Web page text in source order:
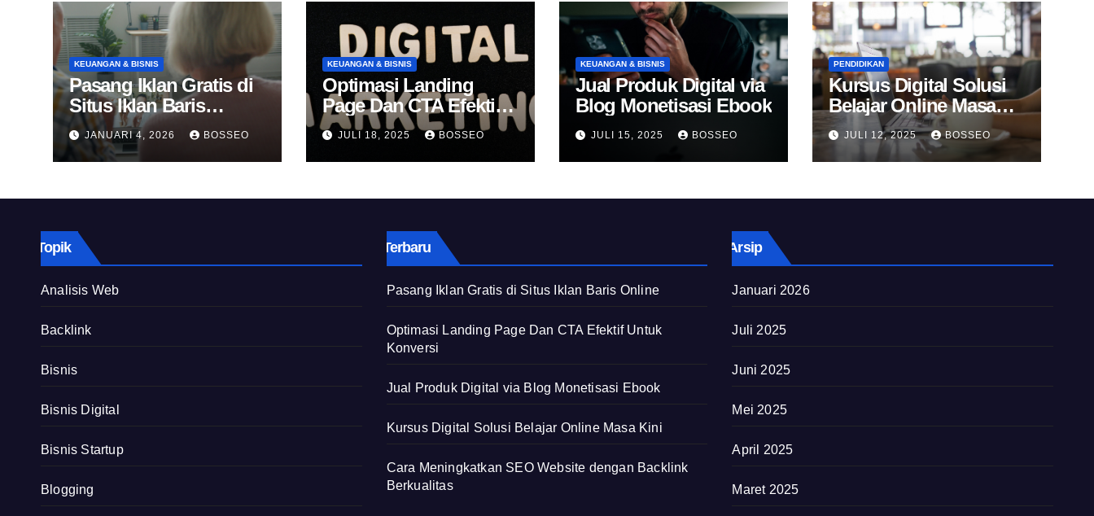
KEUANGAN & BISNIS
Pasang Iklan Gratis di
Situs Iklan Baris
Online
JANUARI 4, 2026 BOSSEO
KEUANGAN & BISNIS
Optimasi Landing
Page Dan CTA Efektif
Untuk Konversi
JULI 18, 2025 BOSSEO
KEUANGAN & BISNIS
Jual Produk Digital via
Blog Monetisasi Ebook
JULI 15, 2025 BOSSEO
PENDIDIKAN
Kursus Digital Solusi
Belajar Online Masa
KiniJULI 12, 2025 BOSSEO
Topik
Analisis Web
Backlink
Bisnis
Bisnis Digital
Bisnis Startup
Blogging
Terbaru
Pasang Iklan Gratis di Situs Iklan Baris Online
Optimasi Landing Page Dan CTA Efektif Untuk
Konversi
Jual Produk Digital via Blog Monetisasi Ebook
Kursus Digital Solusi Belajar Online Masa Kini
Cara Meningkatkan SEO Website dengan Backlink
Berkualitas
Arsip
Januari 2026
Juli 2025
Juni 2025
Mei 2025
April 2025
Maret 2025